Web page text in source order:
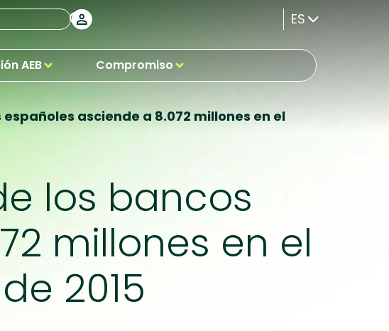
ES
AEB Compromiso
asciende a 8.072 millones en el
los bancos
millones en el
2015